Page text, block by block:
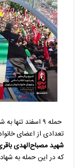
حمله ۹ اسفند تنها به شهادت
تعدادی از اعضای
شهید مصباح‌الهدی
که در این حمله به